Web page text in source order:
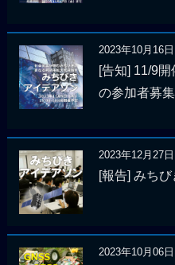
2023年10月16日
[告知] 11/9
の参加者募
2023年12月27日
[報告] みち
2023年10月06日